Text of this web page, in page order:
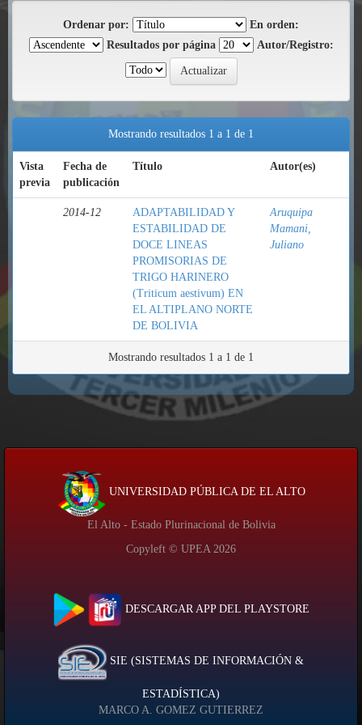
Ordenar por:
En orden:
Resultados por página
Autor/Registro:
Mostrando resultados 1 a 1 de 1
Vista
previa
Fecha de
publicación
Título Autor(es)
2014-12
ADAPTABILIDAD Y
ESTABILIDAD DE
DOCE LINEAS
PROMISORIAS DE
TRIGO HARINERO
(Triticum aestivum) EN
EL ALTIPLANO NORTE
DE BOLIVIA
Aruquipa
Mamani,
Juliano
Mostrando resultados 1 a 1 de 1
UNIVERSIDAD PÚBLICA DE EL ALTO
El Alto - Estado Plurinacional de Bolivia
Copyleft © UPEA 2026
DESCARGAR APP DEL PLAYSTORE
SIE (SISTEMAS DE INFORMACIÓN &
ESTADÍSTICA)
MARCO A. GOMEZ GUTIERREZ